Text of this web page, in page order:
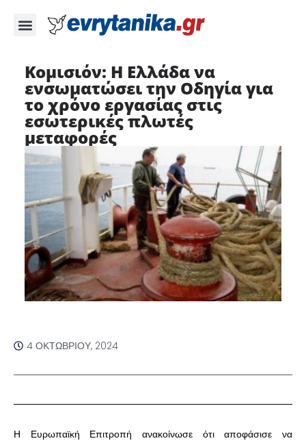
Κομισιόν: Η Ελλάδα να
ενσωματώσει την Οδηγία για
το χρόνο εργασίας στις
εσωτερικές πλωτές
μεταφορές
4 ΟΚΤΩΒΡΊΟΥ, 2024
Η Ευρωπαϊκή Επιτροπή ανακοίνωσε ότι αποφάσισε να